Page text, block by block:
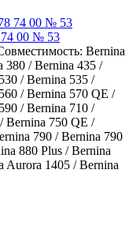
74 00 № 53
Bernina
380 / Bernina 435 /
/ Bernina 535 /
/ Bernina 570 QE /
/ Bernina 710 /
Bernina 750 QE /
790 / Bernina 790
880 Plus / Bernina
Aurora 1405 / Bernina